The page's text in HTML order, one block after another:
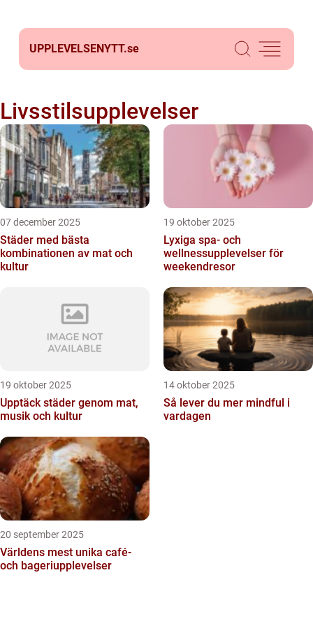
UPPLEVELSENYTT.se
Livsstilsupplevelser
07 december 2025
Städer med bästa
kombinationen av mat och
kultur
19 oktober 2025
Lyxiga spa- och
wellnessupplevelser för
weekendresor
19 oktober 2025
Upptäck städer genom mat,
musik och kultur
14 oktober 2025
Så lever du mer mindful i
vardagen
20 september 2025
Världens mest unika café-
och bageriupplevelser